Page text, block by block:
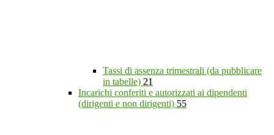
Tassi di assenza trimestrali (da pubblicare
in tabelle) 21
Incarichi conferiti e autorizzati ai dipendenti
(dirigenti e non dirigenti) 55